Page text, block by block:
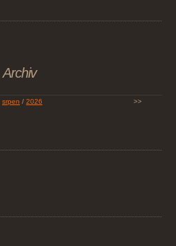
Archiv
srpen / 2026 >>